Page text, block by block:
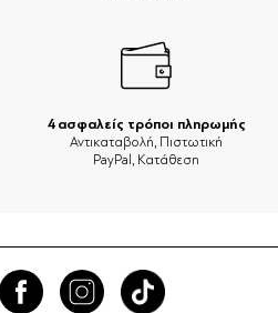
4 ασφαλείς τρόποι πληρωμής
Αντικαταβολή, Πιστωτική
PayPal, Κατάθεση